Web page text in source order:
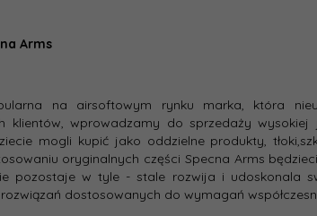
Arms
na airsoftowym rynku marka, która
klientów, wprowadzamy do sprzedaży
mogli kupić jako oddzielne produkty,
oryginalnych części Specna Arms
pozostaje w tyle - stale rozwija i udoskonala
dostosowanych do wymagań